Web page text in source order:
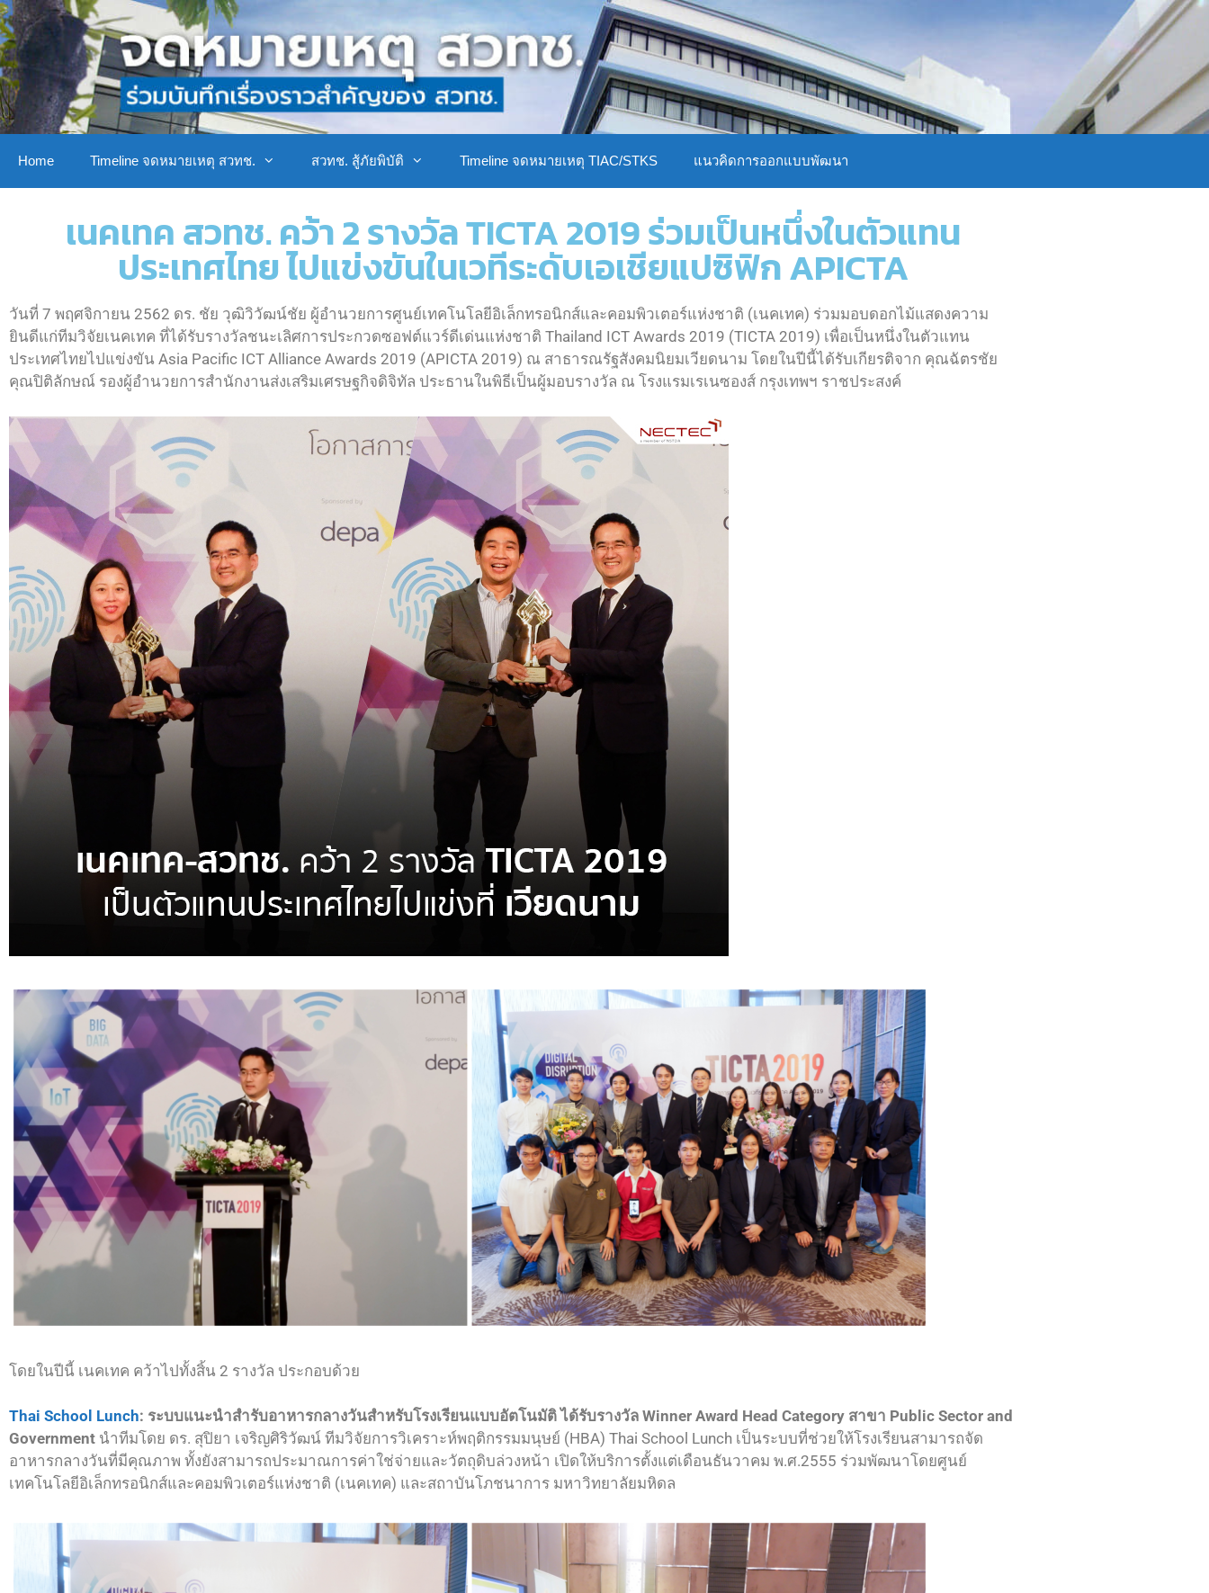
Home Timeline จดหมายเหตุ สวทช. สวทช. สู้ภัยพิบัติ Timeline จดหมายเหตุ TIAC/STKS แนวคิดการออกแบบพัฒนา
เนคเทค สวทช. คว้า 2 รางวัล TICTA 2019 ร่วมเป็นหนึ่งในตัวแทน
ประเทศไทย ไปแข่งขันในเวทีระดับเอเชียแปซิฟิก APICTA
วันที่ 7 พฤศจิกายน 2562 ดร. ชัย วุฒิวิวัฒน์ชัย ผู้อำนวยการศูนย์เทคโนโลยีอิเล็กทรอนิกส์และคอมพิวเตอร์แห่งชาติ (เนคเทค) ร่วมมอบดอกไม้แสดงความ
ยินดีแก่ทีมวิจัยเนคเทค ที่ได้รับรางวัลชนะเลิศการประกวดซอฟต์แวร์ดีเด่นแห่งชาติ Thailand ICT Awards 2019 (TICTA 2019) เพื่อเป็นหนึ่งในตัวแทน
ประเทศไทยไปแข่งขัน Asia Pacific ICT Alliance Awards 2019 (APICTA 2019) ณ สาธารณรัฐสังคมนิยมเวียดนาม โดยในปีนี้ได้รับเกียรติจาก คุณฉัตรชัย
คุณปิติลักษณ์ รองผู้อำนวยการสำนักงานส่งเสริมเศรษฐกิจดิจิทัล ประธานในพิธีเป็นผู้มอบรางวัล ณ โรงแรมเรเนซองส์ กรุงเทพฯ ราชประสงค์
โดยในปีนี้ เนคเทค คว้าไปทั้งสิ้น 2 รางวัล ประกอบด้วย
Thai School Lunch: ระบบแนะนำสำรับอาหารกลางวันสำหรับโรงเรียนแบบอัตโนมัติ ได้รับรางวัล Winner Award Head Category สาขา Public Sector and
Government นำทีมโดย ดร. สุปิยา เจริญศิริวัฒน์ ทีมวิจัยการวิเคราะห์พฤติกรรมมนุษย์ (HBA) Thai School Lunch เป็นระบบที่ช่วยให้โรงเรียนสามารถจัด
อาหารกลางวันที่มีคุณภาพ ทั้งยังสามารถประมาณการค่าใช่จ่ายและวัตถุดิบล่วงหน้า เปิดให้บริการตั้งแต่เดือนธันวาคม พ.ศ.2555 ร่วมพัฒนาโดยศูนย์
เทคโนโลยีอิเล็กทรอนิกส์และคอมพิวเตอร์แห่งชาติ (เนคเทค) และสถาบันโภชนาการ มหาวิทยาลัยมหิดล